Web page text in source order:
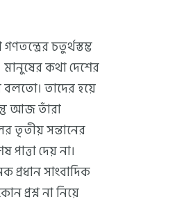
চতুর্থস্তম্ভ
কথা দেশের
তাদের হয়ে
আজ তাঁরা
তৃতীয় সন্তানের
দেয় না।
প্রধান সাংবাদিক
প্রশ্ন না নিয়ে